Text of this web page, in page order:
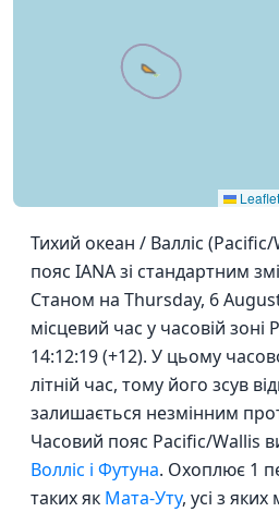
Leaflet
Тихий океан / Валліс
пояс IANA зі стандартним
Станом на Thursday, 6
місцевий час у часовій
14:12:19 (+12). У цьому
літній час, тому його зсув
залишається незмінним
Часовий пояс Pacific/Wallis
Волліс і Футуна. Охоплює 1
таких як Мата-Уту, усі з